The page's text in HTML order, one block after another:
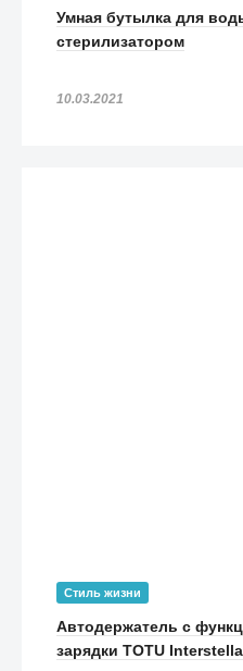
Умная бутылка для
стерилизатором
10.03.2021
Стиль жизни
Автодержатель с
зарядки TOTU